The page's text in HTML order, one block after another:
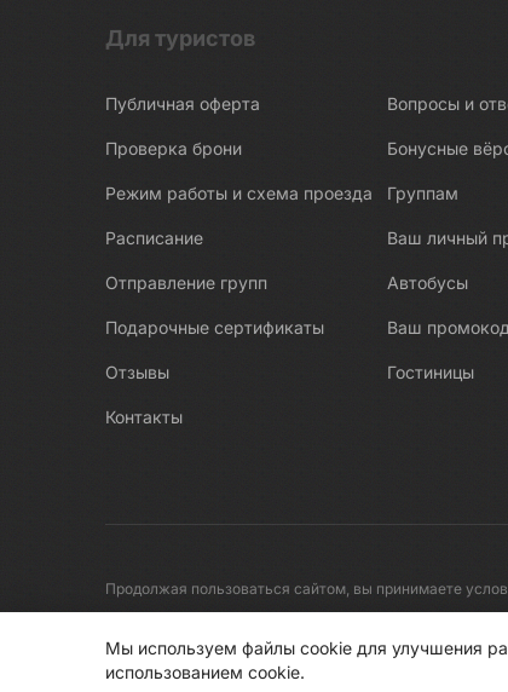
Для туристов
Публичная оферта
Проверка брони
Режим работы и схема проезда
Расписание
Отправление групп
Подарочные сертификаты
Отзывы
Контакты
Вопросы и
Бонусные
Группам
Ваш личный
Автобусы
Ваш промокод
Гостиницы
Продолжая пользоваться сайтом, вы принимаете
© 2008-2026 Первые линии
Мы используем файлы cookie для улучшения
использованием cookie.